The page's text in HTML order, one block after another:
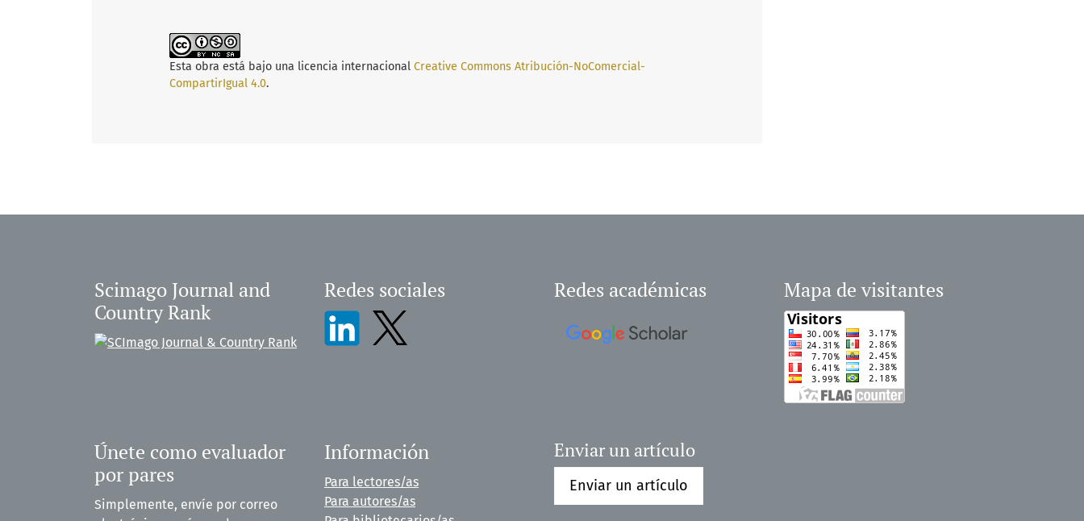
Esta obra está bajo una licencia internacional Creative Commons Atribución-NoComercial-
CompartirIgual 4.0.
Scimago Journal and
Country Rank
Redes sociales Redes académicas Mapa de visitantes
Únete como evaluador
por pares
Simplemente, envíe por correo
Información
Para lectores/as
Para autores/as
Enviar un artículo
Enviar un artículo